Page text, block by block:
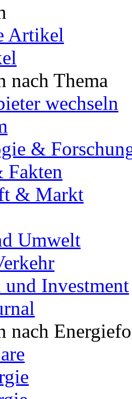
Artikel
nach Thema
wechseln
&
Fakten
& Markt
Umwelt
und Investment
nach